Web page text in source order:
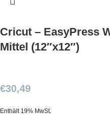
Cricut – EasyPress
Mittel (12″x12″)
€30,49
Enthält 19% MwSt.